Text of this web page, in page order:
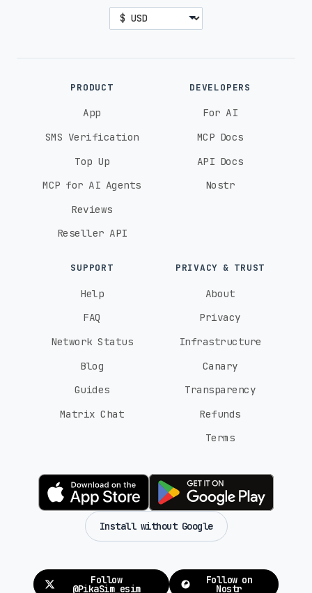
PRODUCT
App
SMS Verification
Top Up
MCP for AI Agents
Reviews
Reseller API
DEVELOPERS
For AI
MCP Docs
API Docs
Nostr
SUPPORT
Help
FAQ
Network Status
Blog
Guides
Matrix Chat
PRIVACY & TRUST
About
Privacy
Infrastructure
Canary
Transparency
Refunds
Terms
Install without Google
Follow
@PikaSim_esim
Follow on
Nostr